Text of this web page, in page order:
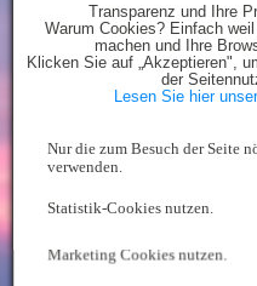
Transparenz und Ihre
Warum Cookies? Einfach
machen und Ihre
Klicken Sie auf „Akzeptieren",
der
Lesen Sie hier
Nur die zum Besuch der Seite
verwenden.
Statistik-Cookies nutzen.
Marketing Cookies nutzen.